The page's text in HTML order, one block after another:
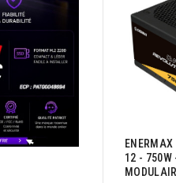
ENERMAX
12 - 750W